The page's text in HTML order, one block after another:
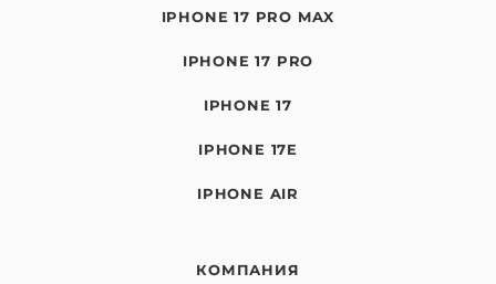
IPHONE 17 PRO MAX
IPHONE 17 PRO
IPHONE 17
IPHONE 17E
IPHONE AIR
КОМПАНИЯ